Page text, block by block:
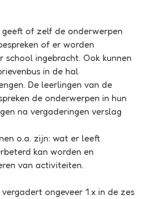
of zelf de onderwerpen
of er worden
school ingebracht. Ook kunnen
in de hal
De leerlingen van de
de onderwerpen in hun
na vergaderingen verslag
o.a. zijn: wat er leeft
kan worden en
van activiteiten.
ongeveer 1 x in de zes